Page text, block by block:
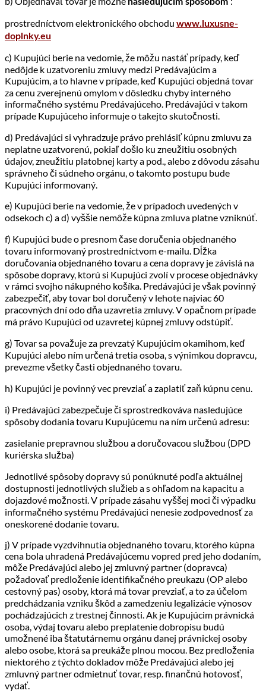
prostredníctvom elektronického obchodu www.luxusne-
doplnky.eu
c) Kupujúci berie na vedomie, že môžu nastáť prípady, keď
nedôjde k uzatvoreniu zmluvy medzi Predávajúcim a
Kupujúcim, a to hlavne v prípade, keď Kupujúci objedná tovar
za cenu zverejnenú omylom v dôsledku chyby interného
informačného systému Predávajúceho. Predávajúci v takom
prípade Kupujúceho informuje o takejto skutočnosti.
d) Predávajúci si vyhradzuje právo prehlásiť kúpnu zmluvu za
neplatne uzatvorenú, pokiaľ došlo ku zneužitiu osobných
údajov, zneužitiu platobnej karty a pod., alebo z dôvodu zásahu
správneho či súdneho orgánu, o takomto postupu bude
Kupujúci informovaný.
e) Kupujúci berie na vedomie, že v prípadoch uvedených v
odsekoch c) a d) vyššie nemôže kúpna zmluva platne vzniknúť.
f) Kupujúci bude o presnom čase doručenia objednaného
tovaru informovaný prostredníctvom e-mailu. Dĺžka
doručovania objednaného tovaru a cena dopravy je závislá na
spôsobe dopravy, ktorú si Kupujúci zvolí v procese objednávky
v rámci svojho nákupného košíka. Predávajúci je však povinný
zabezpečiť, aby tovar bol doručený v lehote najviac 60
pracovných dní odo dňa uzavretia zmluvy. V opačnom prípade
má právo Kupujúci od uzavretej kúpnej zmluvy odstúpiť.
g) Tovar sa považuje za prevzatý Kupujúcim okamihom, keď
Kupujúci alebo ním určená tretia osoba, s výnimkou dopravcu,
prevezme všetky časti objednaného tovaru.
h) Kupujúci je povinný vec prevziať a zaplatiť zaň kúpnu cenu.
i) Predávajúci zabezpečuje či sprostredkováva nasledujúce
spôsoby dodania tovaru Kupujúcemu na ním určenú adresu:
zasielanie prepravnou službou a doručovacou službou (DPD
kuriérska služba)
Jednotlivé spôsoby dopravy sú ponúknuté podľa aktuálnej
dostupnosti jednotlivých služieb a s ohľadom na kapacitu a
dojazdové možnosti. V prípade zásahu vyššej moci či výpadku
informačného systému Predávajúci nenesie zodpovednosť za
oneskorené dodanie tovaru.
j) V prípade vyzdvihnutia objednaného tovaru, ktorého kúpna
cena bola uhradená Predávajúcemu vopred pred jeho dodaním,
môže Predávajúci alebo jej zmluvný partner (dopravca)
požadovať predloženie identifikačného preukazu (OP alebo
cestovný pas) osoby, ktorá má tovar prevziať, a to za účelom
predchádzania vzniku škôd a zamedzeniu legalizácie výnosov
pochádzajúcich z trestnej činnosti. Ak je Kupujúcim právnická
osoba, výdaj tovaru alebo preplatenie dobropisu budú
umožnené iba štatutárnemu orgánu danej právnickej osoby
alebo osobe, ktorá sa preukáže plnou mocou. Bez predloženia
niektorého z týchto dokladov môže Predávajúci alebo jej
zmluvný partner odmietnuť tovar, resp. finančnú hotovosť,
vydať.